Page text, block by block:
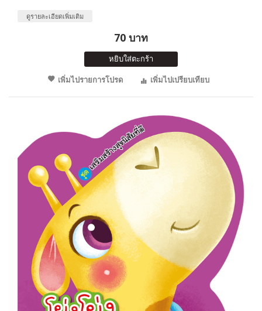
ดูรายละเอียดเพิ่มเติม
70 บาท
หยิบใส่ตะกร้า
เพิ่มไปรายการโปรด
เพิ่มไปเปรียบเทียบ